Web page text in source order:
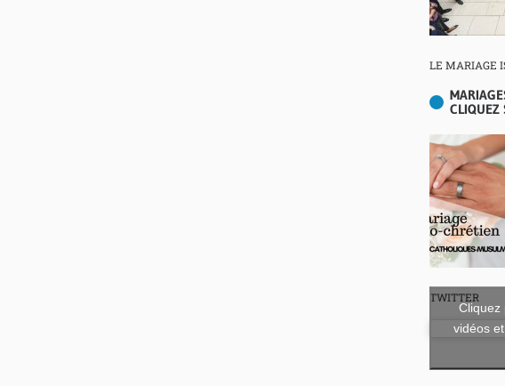
LE MARIAGE
CLIQUEZ
TWITTER
Cliquez
vidéos